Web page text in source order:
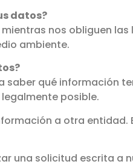
datos?
nos obliguen
ambiente.
qué información
posible.
a otra
una solicitud escrita a